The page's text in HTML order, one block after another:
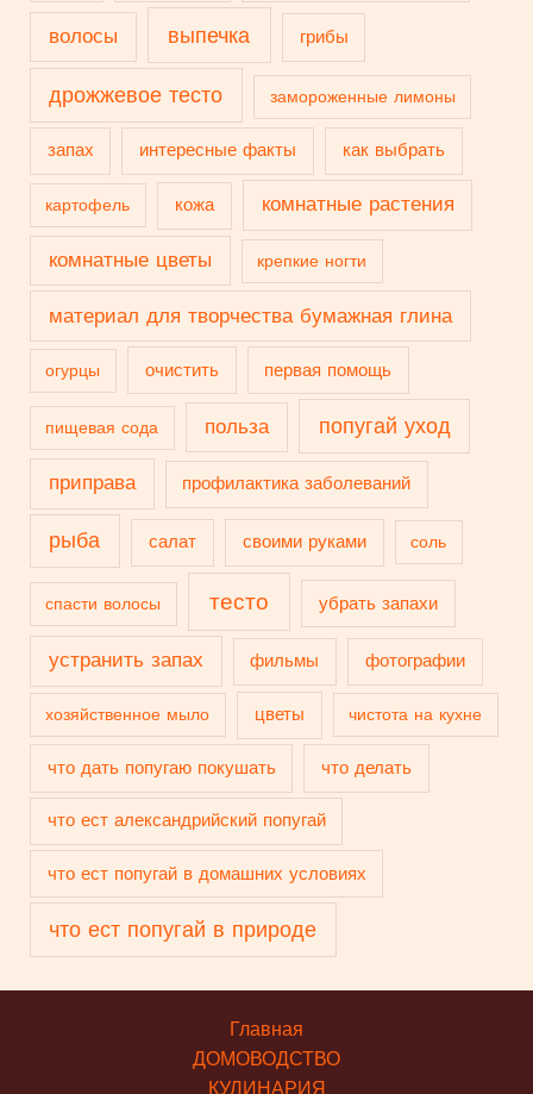
волосы выпечка грибы
дрожжевое тесто замороженные лимоны
запах интересные факты как выбрать
картофель кожа комнатные растения
комнатные цветы крепкие ногти
материал для творчества бумажная глина
огурцы очистить первая помощь
пищевая сода польза попугай уход
приправа профилактика заболеваний
рыба салат своими руками соль
спасти волосы тесто убрать запахи
устранить запах фильмы фотографии
хозяйственное мыло цветы чистота на кухне
что дать попугаю покушать что делать
что ест александрийский попугай
что ест попугай в домашних условиях
что ест попугай в природе
Главная
ДОМОВОДСТВО
КУЛИНАРИЯ